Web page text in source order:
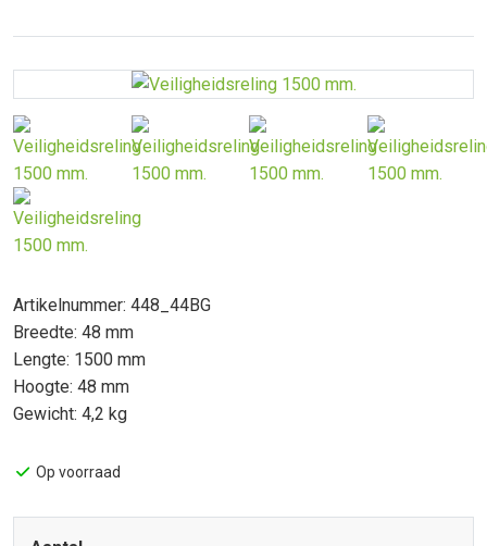
Artikelnummer: 448_44BG
Breedte: 48 mm
Lengte: 1500 mm
Hoogte: 48 mm
Gewicht: 4,2 kg
Op voorraad